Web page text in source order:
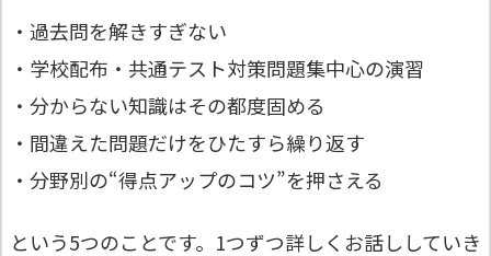
・過去問を解きすぎない
・学校配布・共通テスト対策問題集中心の演習
・分からない知識はその都度固める
・間違えた問題だけをひたすら繰り返す
・分野別の“得点アップのコツ”を押さえる
という5つのことです。1つずつ詳しくお話ししていき